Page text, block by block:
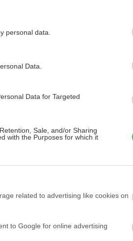
personal data.
Data.
Data for Targeted
Sale, and/or Sharing
with the Purposes for which it
related to advertising like cookies on
to Google for online advertising
neveští nič dobré. Larvy
trávnika a ako si
viete, no napriek
oslabuje sa jeho
ochorení.
výkon. To
2x18V-
údržba záhrady vďaka
Aku kosačka Bosch